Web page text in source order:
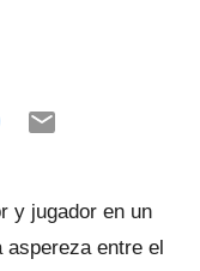
y jugador en un
aspereza entre el